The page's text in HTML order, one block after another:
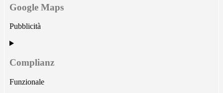
service
cookie-
Google Maps
Pubblicità
Consent
service
google-
maps
Complianz
Funzionale